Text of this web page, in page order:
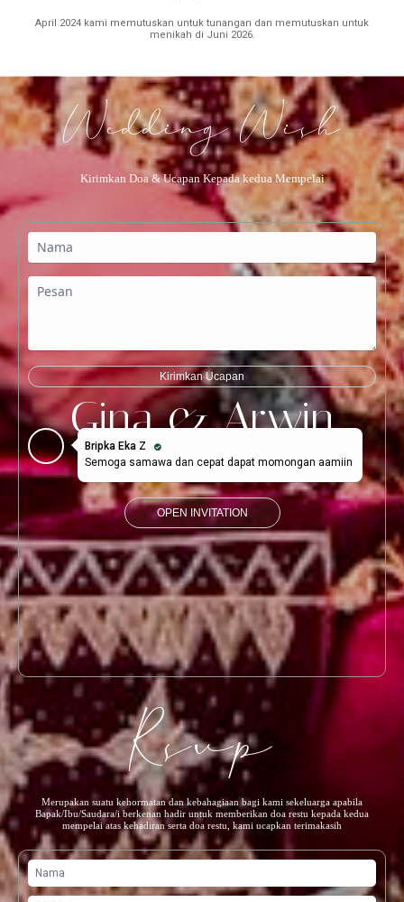
April 2024 kami memutuskan untuk tunangan dan memutuskan untuk
menikah di Juni 2026.
Wedding Wish
Kirimkan Doa & Ucapan Kepada kedua Mempelai
Kirimkan Ucapan
Bripka Eka Z
Semoga samawa dan cepat dapat momongan aamiin
Rsvp
Merupakan suatu kehormatan dan kebahagiaan bagi kami sekeluarga apabila
Bapak/Ibu/Saudara/i berkenan hadir untuk memberikan doa restu kepada kedua
mempelai atas kehadiran serta doa restu, kami ucapkan terimakasih
Gina & Arwin
Dear
OPEN INVITATION